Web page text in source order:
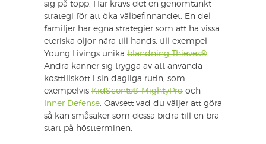
sig på topp. Här krävs det en genomtänkt
strategi för att öka välbefinnandet. En del
familjer har egna strategier som att ha vissa
eteriska oljor nära till hands, till exempel
Young Livings unika blandning Thieves®.
Andra känner sig trygga av att använda
kosttillskott i sin dagliga rutin, som
exempelvis KidScents® MightyPro och
Inner Defense. Oavsett vad du väljer att göra
så kan småsaker som dessa bidra till en bra
start på höstterminen.